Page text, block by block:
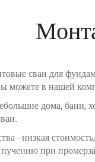
сваи для
можете в нашей
дома, бани,
- низкая
при